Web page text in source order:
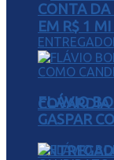
CONTA
EM R$ 1
FLÁVIO
GASPAR